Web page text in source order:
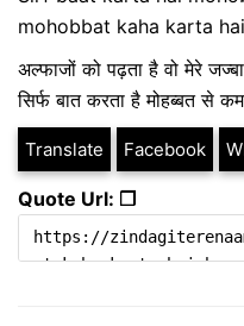
mohobbat kaha karta
अल्फाजों को पढ़ता है वो मेरे
सिर्फ बात करता है मोहब्बत से
Translate Facebook
Quote Url: ❐